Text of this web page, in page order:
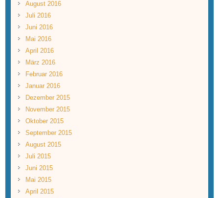
August 2016
Juli 2016
Juni 2016
Mai 2016
April 2016
März 2016
Februar 2016
Januar 2016
Dezember 2015
November 2015
Oktober 2015
September 2015
August 2015
Juli 2015
Juni 2015
Mai 2015
April 2015